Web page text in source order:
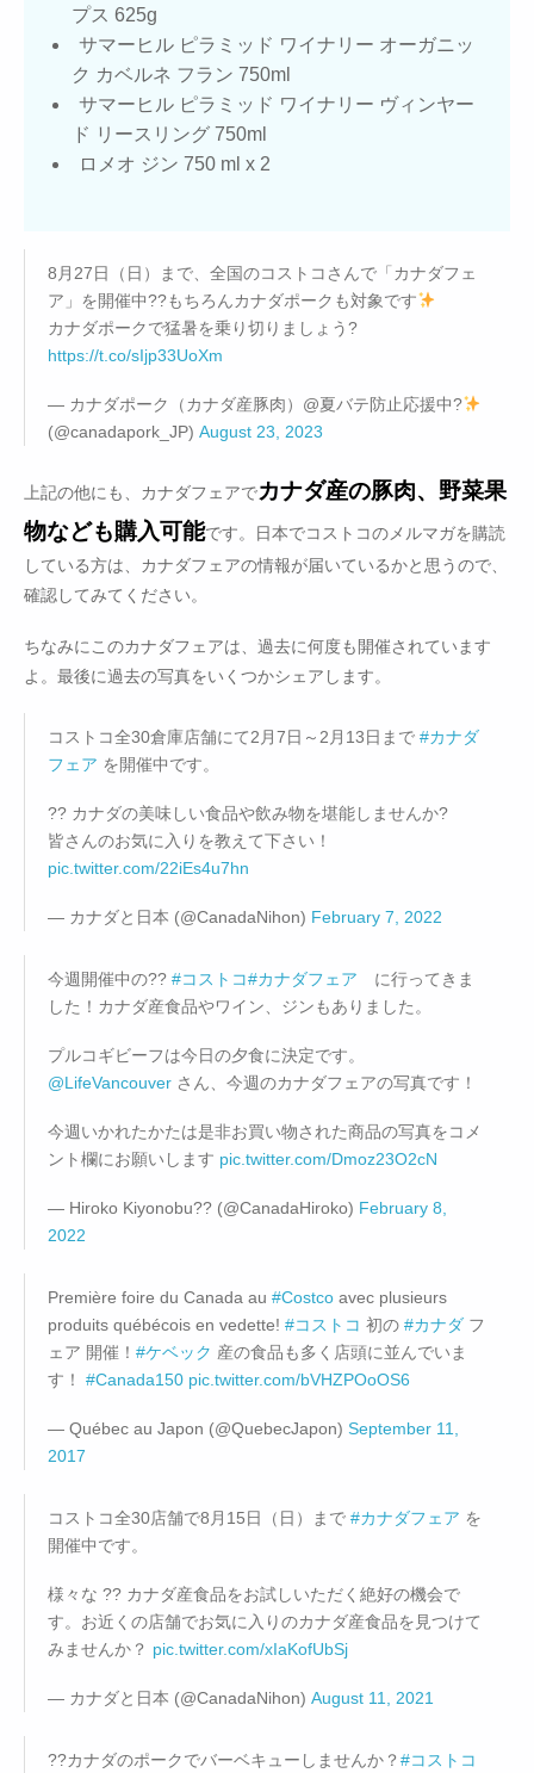
プス 625g
サマーヒル ピラミッド ワイナリー オーガニッ
ク カベルネ フラン 750ml
サマーヒル ピラミッド ワイナリー ヴィンヤー
ド リースリング 750ml
ロメオ ジン 750 ml x 2
8月27日（日）まで、全国のコストコさんで「カナダフェ
ア」を開催中??もちろんカナダポークも対象です
カナダポークで猛暑を乗り切りましょう?
https://t.co/sIjp33UoXm
— カナダポーク（カナダ産豚肉）@夏バテ防止応援中?
(@canadapork_JP) August 23, 2023
上記の他にも、カナダフェアでカナダ産の豚肉、野菜果
物なども購入可能です。日本でコストコのメルマガを購読
している方は、カナダフェアの情報が届いているかと思うので、
確認してみてください。
ちなみにこのカナダフェアは、過去に何度も開催されています
よ。最後に過去の写真をいくつかシェアします。
コストコ全30倉庫店舗にて2月7日～2月13日まで #カナダ
フェア を開催中です。
?? カナダの美味しい食品や飲み物を堪能しませんか?
皆さんのお気に入りを教えて下さい！
pic.twitter.com/22iEs4u7hn
— カナダと日本 (@CanadaNihon) February 7, 2022
今週開催中の?? #コストコ#カナダフェア に行ってきま
した！カナダ産食品やワイン、ジンもありました。
プルコギビーフは今日の夕食に決定です。
@LifeVancouver さん、今週のカナダフェアの写真です！
今週いかれたかたは是非お買い物された商品の写真をコメ
ント欄にお願いします pic.twitter.com/Dmoz23O2cN
— Hiroko Kiyonobu?? (@CanadaHiroko) February 8,
2022
Première foire du Canada au #Costco avec plusieurs
produits québécois en vedette! #コストコ 初の #カナダ フ
ェア 開催！ #ケベック 産の食品も多く店頭に並んでいま
す！ #Canada150 pic.twitter.com/bVHZPOoOS6
— Québec au Japon (@QuebecJapon) September 11,
2017
コストコ全30店舗で8月15日（日）まで #カナダフェア を
開催中です。
様々な ?? カナダ産食品をお試しいただく絶好の機会で
す。お近くの店舗でお気に入りのカナダ産食品を見つけて
みませんか？ pic.twitter.com/xIaKofUbSj
— カナダと日本 (@CanadaNihon) August 11, 2021
??カナダのポークでバーベキューしませんか？ #コストコ